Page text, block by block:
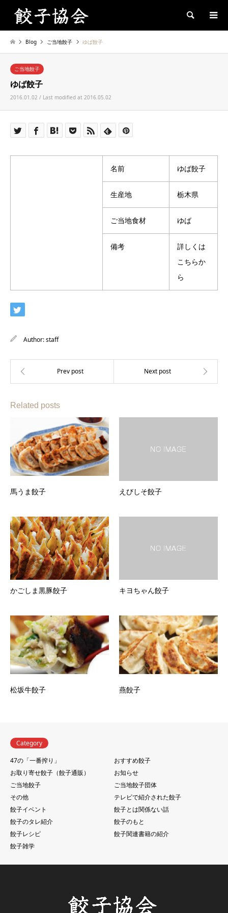
Search
Blog ご当地餃子 ゆば餃子
ご当地餃子
ゆば餃子
2016.01.02 / Last modified at 2016.05.02
名前 ゆば餃子
生産地 栃木県
ご当地食材 ゆば
備考
詳しくは
こちらか
ら
Author:staff
Related posts
馬うま餃子 えびしそ餃子
かごしま黒豚餃子 キヨちゃん餃子
松坂牛餃子 燕餃子
Category
47の「一番搾り」
おすすめ餃子
お取り寄せ餃子（餃子通販）
お知らせ
ご当地餃子
ご当地餃子団体
その他
テレビで紹介された餃子
餃子イベント
餃子とは関係ない話
餃子のタレ紹介
餃子のもと
餃子レシピ
餃子関連書籍の紹介
餃子雑学